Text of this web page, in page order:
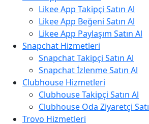
Likee App Takipçi Satın Al
Likee App Beğeni Satın Al
Likee App Paylaşım Satın Al
Snapchat Hizmetleri
Snapchat Takipçi Satın Al
Snapchat İzlenme Satın Al
Clubhouse Hizmetleri
Clubhouse Takipçi Satın Al
Clubhouse Oda Ziyaretçi
Trovo Hizmetleri